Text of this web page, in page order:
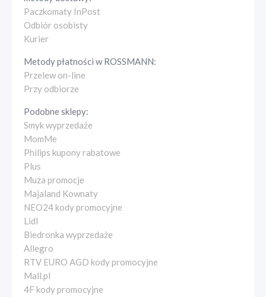
Paczkomaty InPost
Odbiór osobisty
Kurier
Metody płatności wROSSMANN:
Przelew on-line
Przy odbiorze
Podobne sklepy:
Smyk wyprzedaże
MomMe
Philips kupony rabatowe
Plus
Muza promocje
Majaland Kownaty
NEO24 kody promocyjne
Lidl
Biedronka wyprzedaże
Allegro
RTV EURO AGD kody promocyjne
Mall.pl
4F kody promocyjne